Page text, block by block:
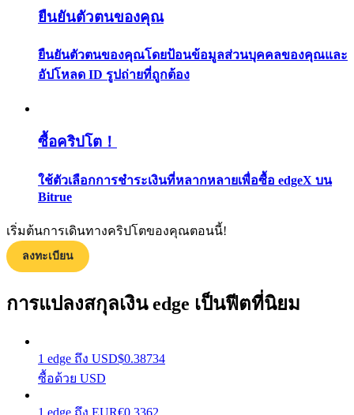
กลยุทธ์การซื้อขาย
ได้รับ
ยืนยันตัวตนของคุณ
ยืนยันตัวตนของคุณโดยป้อนข้อมูลส่วนบุคคลของคุณและ
อัปโหลด ID รูปถ่ายที่ถูกต้อง
ซื้อคริปโต！
ใช้ตัวเลือกการชำระเงินที่หลากหลายเพื่อซื้อ edgeX บน
Bitrue
เริ่มต้นการเดินทางคริปโตของคุณตอนนี้!
ลงทะเบียน
การแปลงสกุลเงิน edge เป็นฟีตที่นิยม
1 edge ถึง USD$0.38734
ซื้อด้วย USD
1 edge ถึง EUR€0.3362